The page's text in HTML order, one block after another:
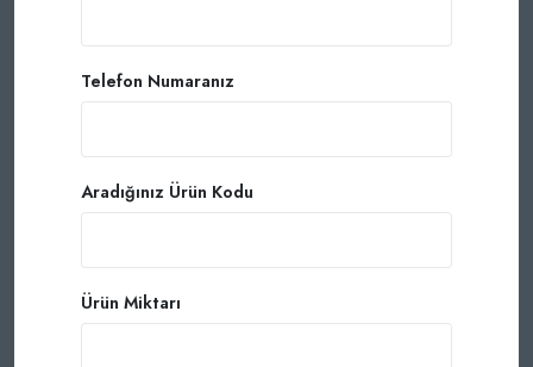
Telefon Numaranız
Aradığınız Ürün Kodu
Ürün Miktarı